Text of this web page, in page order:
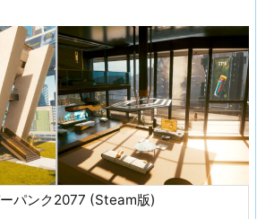
パンク2077 (Steam版)